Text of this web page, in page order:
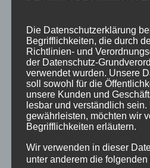
Über uns
360° Panoramen
Bewertungen
Bergbahnticket inklusive
Urlaub in Oberstdorf
Kontakt
Die Datenschutzerklärung
Begrifflichkeiten, die durch
Richtlinien- und
der Datenschutz-
verwendet wurden. Unsere
soll sowohl für die
unsere Kunden und
lesbar und verständlich sein.
gewährleisten, möchten wir
Begrifflichkeiten erläutern.
Wir verwenden in dieser
unter anderem die folgenden